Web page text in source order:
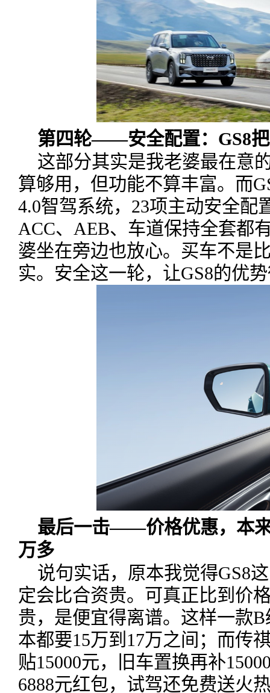
第四轮——安全配置：GS8
这部分其实是我老婆最在意
算够用，但功能不算丰富。而
4.0智驾系统，23项主动安全配
ACC、AEB、车道保持全套都
婆坐在旁边也放心。买车不是
实。安全这一轮，让GS8的优
最后一击——价格优惠，本
万多
说句实话，原本我觉得GS8
定会比合资贵。可真正比到
贵，是便宜得离谱。这样一款
本都要15万到17万之间；而传
贴15000元，旧车置换再补
6888元红包，试驾还免费送火